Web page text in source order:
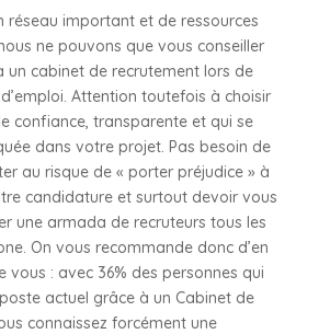
réseau important et de ressources
ne pouvons que vous conseiller
un cabinet de recrutement lors de
Attention toutefois à choisir
confiance, transparente et qui se
dans votre projet. Pas besoin de
au risque de « porter préjudice » à
candidature et surtout devoir vous
une armada de recruteurs tous les
On vous recommande donc d’en
vous : avec 36% des personnes qui
actuel grâce à un Cabinet de
connaissez forcément une